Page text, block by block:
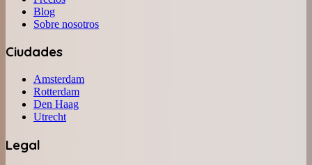
Blog
Sobre nosotros
Ciudades
Amsterdam
Rotterdam
Den Haag
Utrecht
Legal